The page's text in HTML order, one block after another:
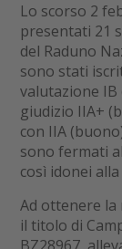
Lo scorso 2
presentati 21
del Raduno
sono stati
valutazione
giudizio IIA+
con IIA
sono fermati
così idonei
Ad ottenere la
il titolo di